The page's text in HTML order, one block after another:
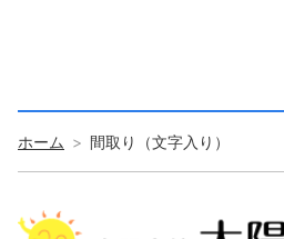
ホーム 間取り（文字入り）